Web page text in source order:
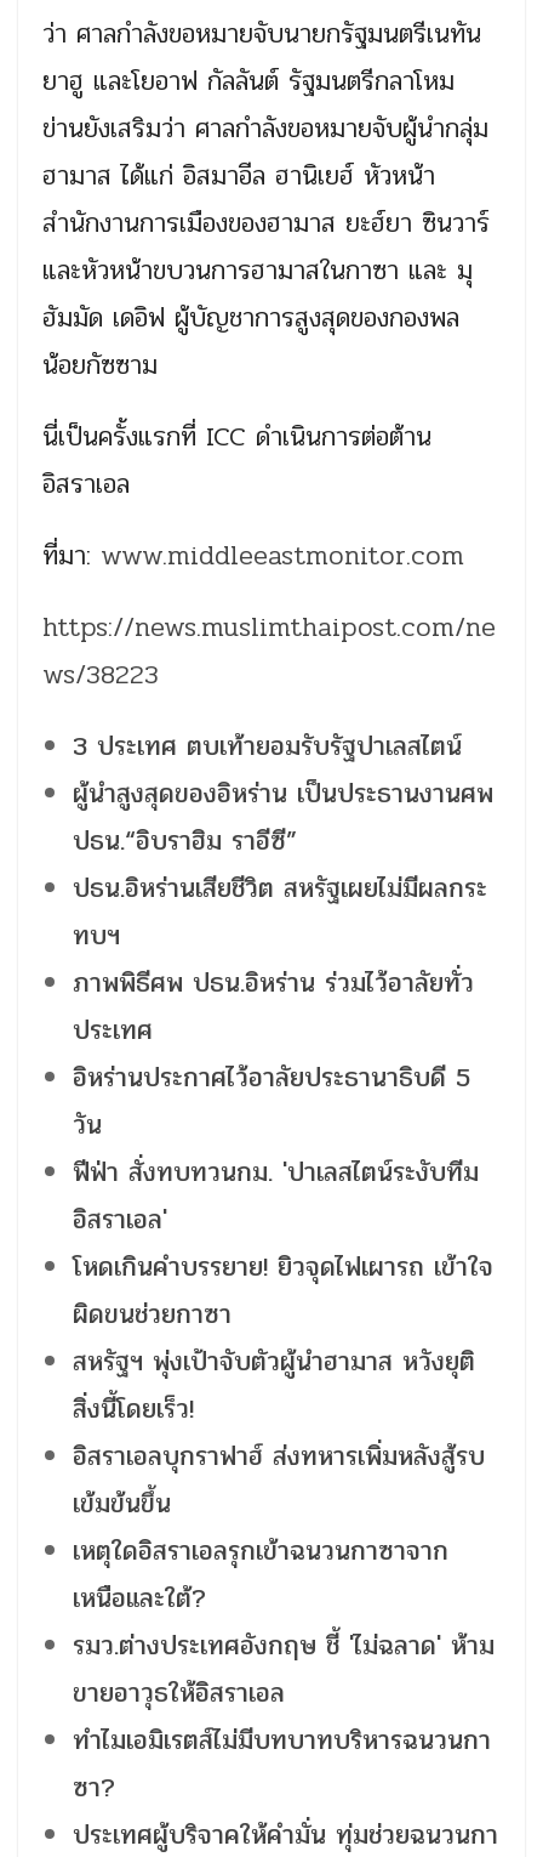
ว่า ศาลกำลังขอหมายจับนายกรัฐมนตรีเนทัน
ยาฮู และโยอาฟ กัลลันต์ รัฐมนตรีกลาโหม
ข่านยังเสริมว่า ศาลกำลังขอหมายจับผู้นำกลุ่ม
ฮามาส ได้แก่ อิสมาอีล ฮานิเยฮ์ หัวหน้า
สำนักงานการเมืองของฮามาส ยะฮ์ยา ซินวาร์
และหัวหน้าขบวนการฮามาสในกาซา และ มุ
ฮัมมัด เดอิฟ ผู้บัญชาการสูงสุดของกองพล
น้อยกัซซาม
นี่เป็นครั้งแรกที่ ICC ดำเนินการต่อต้าน
อิสราเอล
ที่มา: www.middleeastmonitor.com
https://news.muslimthaipost.com/ne
ws/38223
3 ประเทศ ตบเท้ายอมรับรัฐปาเลสไตน์
ผู้นำสูงสุดของอิหร่าน เป็นประธานงานศพ
ปธน.“อิบราฮิม ราอีซี”
ปธน.อิหร่านเสียชีวิต สหรัฐเผยไม่มีผลกระ
ทบฯ
ภาพพิธีศพ ปธน.อิหร่าน ร่วมไว้อาลัยทั่ว
ประเทศ
อิหร่านประกาศไว้อาลัยประธานาธิบดี 5
วัน
ฟีฟ่า สั่งทบทวนกม. 'ปาเลสไตน์ระงับทีม
อิสราเอล'
โหดเกินคำบรรยาย! ยิวจุดไฟเผารถ เข้าใจ
ผิดขนช่วยกาซา
สหรัฐฯ พุ่งเป้าจับตัวผู้นำฮามาส หวังยุติ
สิ่งนี้โดยเร็ว!
อิสราเอลบุกราฟาฮ์ ส่งทหารเพิ่มหลังสู้รบ
เข้มข้นขึ้น
เหตุใดอิสราเอลรุกเข้าฉนวนกาซาจาก
เหนือและใต้?
รมว.ต่างประเทศอังกฤษ ชี้ 'ไม่ฉลาด' ห้าม
ขายอาวุธให้อิสราเอล
ทำไมเอมิเรตส์ไม่มีบทบาทบริหารฉนวนกา
ซา?
ประเทศผู้บริจาคให้คำมั่น ทุ่มช่วยฉนวนกา